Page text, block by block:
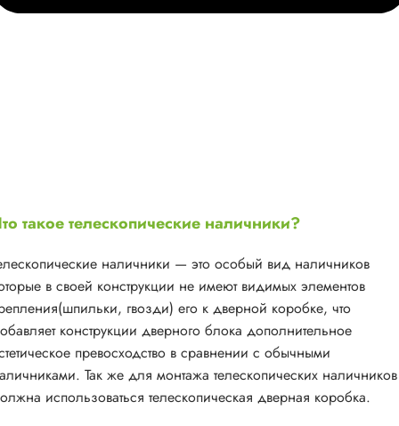
такое телескопические наличники?
наличники — это особый вид наличников
в своей конструкции не имеют видимых элементов
гвозди) его к дверной коробке, что
конструкции дверного блока дополнительное
превосходство в сравнении с обычными
Так же для монтажа телескопических наличников
использоваться телескопическая дверная коробка.